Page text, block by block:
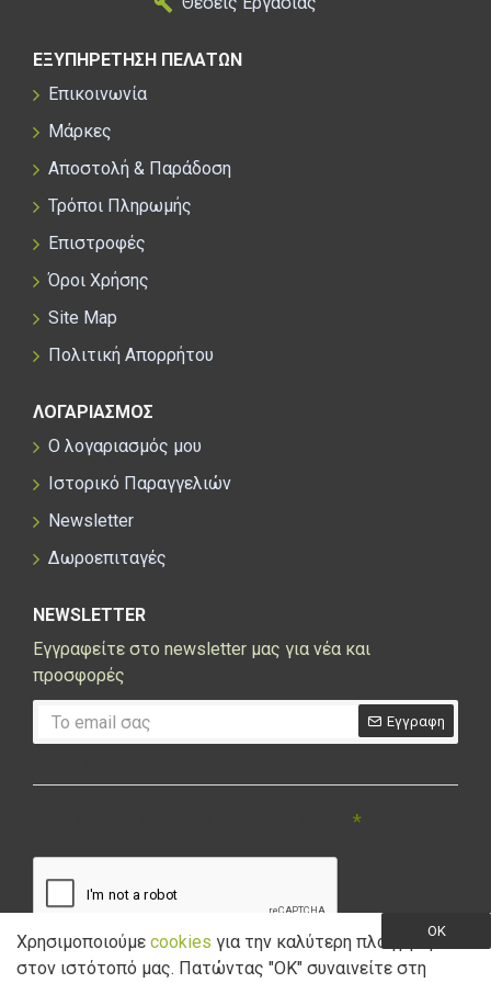
ΕΞΥΠΗΡΕΤΗΣΗ ΠΕΛΑΤΩΝ
Επικοινωνία
Μάρκες
Αποστολή & Παράδοση
Τρόποι Πληρωμής
Επιστροφές
Όροι Χρήσης
Site Map
Πολιτική Απορρήτου
ΛΟΓΑΡΙΑΣΜΟΣ
Ο λογαριασμός μου
Ιστορικό Παραγγελιών
Newsletter
Δωροεπιταγές
NEWSLETTER
Εγγραφείτε στο newsletter μας για νέα και
προσφορές
Εγγραφη
Έχω διαβάσει και αποδέχομαι την Πολιτική Απορρήτου
OK
Χρησιμοποιούμε cookies για την καλύτερη πλοήγηση
στον ιστότοπό μας. Πατώντας "ΟK" συναινείτε στη